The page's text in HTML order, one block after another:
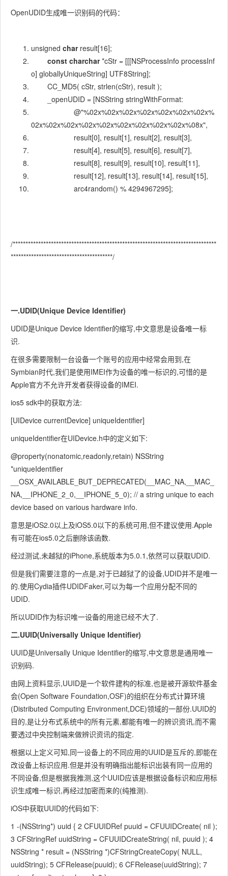
OpenUDID生成唯一识别码的代码：
unsigned charresult[16];
const charchar*cStr = [[[NSProcessInfo processInf
o] globallyUniqueString] UTF8String];
CC_MD5( cStr, strlen(cStr), result );
_openUDID = [NSString stringWithFormat:
@"%02x%02x%02x%02x%02x%02x%02x%
02x%02x%02x%02x%02x%02x%02x%02x%02x%08x",
result[0], result[1], result[2], result[3],
result[4], result[5], result[6], result[7],
result[8], result[9], result[10], result[11],
result[12], result[13], result[14], result[15],
arc4random() % 4294967295];
/********************************************************************************
****************************************/
一.UDID(Unique Device Identifier)
UDID是Unique Device Identifier的缩写,中文意思是设备唯一标
识.
在很多需要限制一台设备一个账号的应用中经常会用到,在
Symbian时代,我们是使用IMEI作为设备的唯一标识的,可惜的是
Apple官方不允许开发者获得设备的IMEI.
ios5 sdk中的获取方法:
[UIDevice currentDevice] uniqueIdentifier]
uniqueIdentifier在UIDevice.h中的定义如下:
@property(nonatomic,readonly,retain) NSString
*uniqueIdentifier
__OSX_AVAILABLE_BUT_DEPRECATED(__MAC_NA,__MAC_
NA,__IPHONE_2_0,__IPHONE_5_0); // a string unique to each
device based on various hardware info.
意思是iOS2.0以上及iOS5.0以下的系统可用,但不建议使用.Apple
有可能在ios5.0之后删除该函数.
经过测试,未越狱的iPhone,系统版本为5.0.1,依然可以获取UDID.
但是我们需要注意的一点是,对于已越狱了的设备,UDID并不是唯一
的.使用Cydia插件UDIDFaker,可以为每一个应用分配不同的
UDID.
所以UDID作为标识唯一设备的用途已经不大了.
二.UUID(Universally Unique Identifier)
UUID是Universally Unique Identifier的缩写,中文意思是通用唯一
识别码.
由网上资料显示,UUID是一个软件建构的标准,也是被开源软件基金
会(Open Software Foundation,OSF)的组织在分布式计算环境
(Distributed Computing Environment,DCE)领域的一部份.UUID的
目的,是让分布式系统中的所有元素,都能有唯一的辨识资讯,而不需
要透过中央控制端来做辨识资讯的指定.
根据以上定义可知,同一设备上的不同应用的UUID是互斥的,即能在
改设备上标识应用.但是并没有明确指出能标识出装有同一应用的
不同设备,但是根据我推测,这个UUID应该是根据设备标识和应用标
识生成唯一标识,再经过加密而来的(纯推测).
iOS中获取UUID的代码如下:
1 -(NSString*) uuid { 2 CFUUIDRef puuid = CFUUIDCreate( nil );
3 CFStringRef uuidString = CFUUIDCreateString( nil, puuid ); 4
NSString * result = (NSString *)CFStringCreateCopy( NULL,
uuidString); 5 CFRelease(puuid); 6 CFRelease(uuidString); 7